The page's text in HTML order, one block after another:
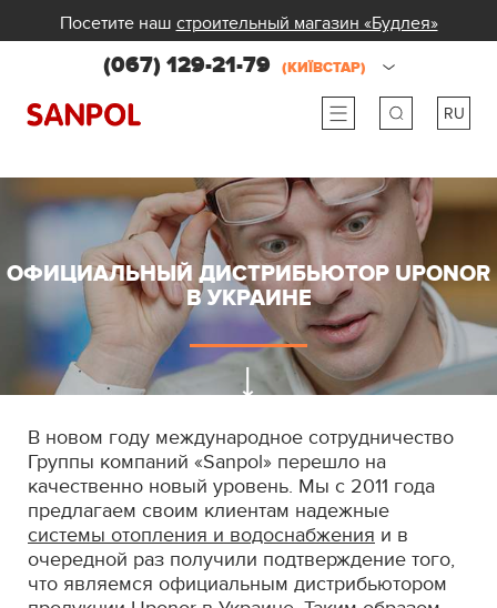
Посетите наш строительный магазин «Будлея»
(067) 129-21-79 (КИЇВСТАР)
RU
ua
ОФИЦИАЛЬНЫЙ ДИСТРИБЬЮТОР UPONOR
В УКРАИНЕ
В новом году международное сотрудничество
Группы компаний «Sanpol» перешло на
качественно новый уровень. Мы с 2011 года
предлагаем своим клиентам надежные
системы отопления и водоснабжения и в
очередной раз получили подтверждение того,
что являемся официальным дистрибьютором